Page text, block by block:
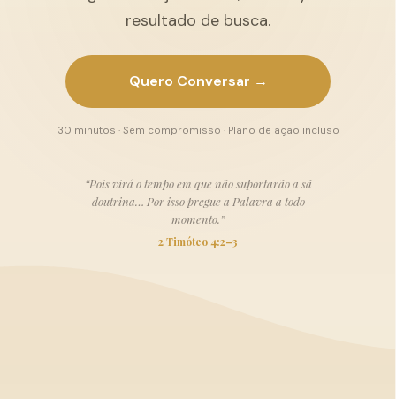
resultado de busca.
Quero Conversar →
30 minutos · Sem compromisso · Plano de ação incluso
“Pois virá o tempo em que não suportarão a sã
doutrina… Por isso pregue a Palavra a todo
momento.”
2 Timóteo 4:2–3